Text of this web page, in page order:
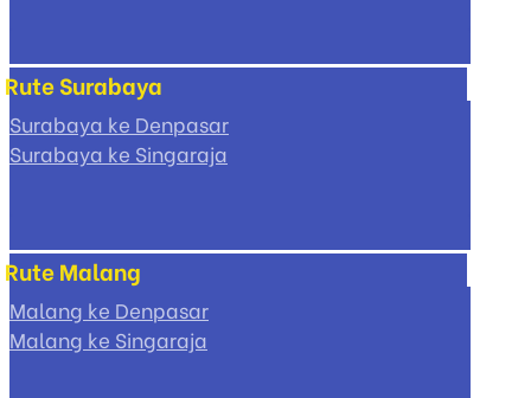
Rute Surabaya
Surabaya ke Denpasar
Surabaya ke Singaraja
Rute Malang
Malang ke Denpasar
Malang ke Singaraja